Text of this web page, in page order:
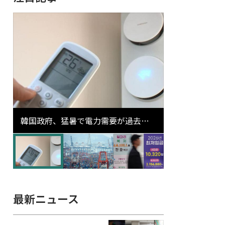
韓国政府、猛暑で電力需要が過去最
高更新の可能性に需給対応体制を点
検
最新ニュース